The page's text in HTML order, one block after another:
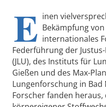
E inen
Bekämpfung von
internationales
Federführung der
(JLU), des Instituts für
Gießen und des Max-
Lungenforschung in
Forscher fanden